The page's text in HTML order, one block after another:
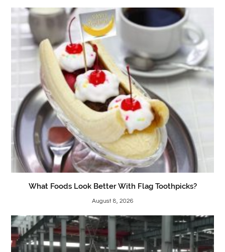
What Foods Look Better With Flag Toothpicks?
August 8, 2026